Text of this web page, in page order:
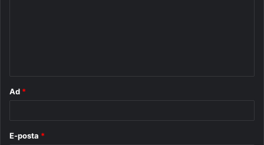
Ad *
E-posta *